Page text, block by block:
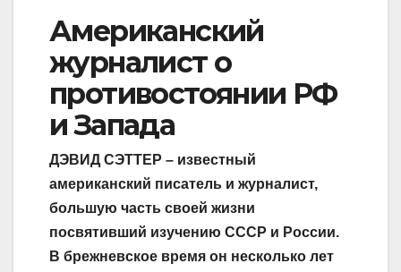
Американский
журналист о
противостоянии РФ
и Запада
ДЭВИД СЭТТЕР – известный
американский писатель и журналист,
большую часть своей жизни
посвятивший изучению СССР и России.
В брежневское время он несколько лет